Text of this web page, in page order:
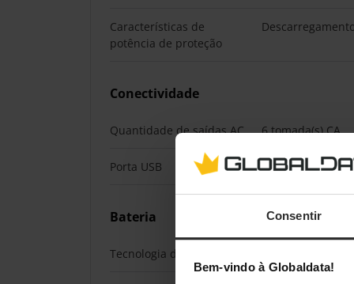
Consentir
Bem-vindo à Globaldata!
Características de
potência de proteção
Conectividade
Quantidade de saídas AC 6 tomada(s) CA
Porta USB Não
Bateria
Tecnologia da bateria